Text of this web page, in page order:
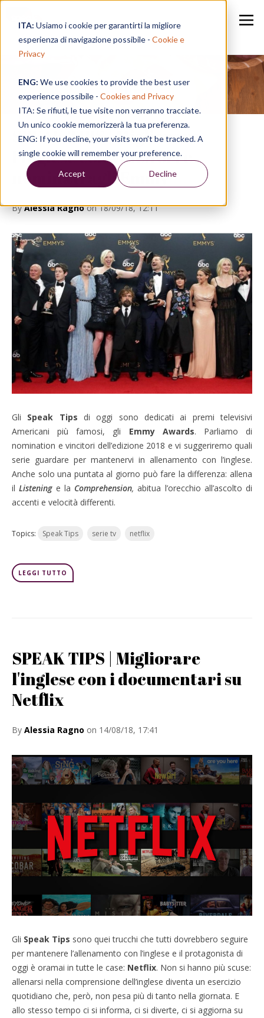
ITA: Usiamo i cookie per garantirti la migliore
esperienza di navigazione possibile - Cookie e
Privacy
ENG: We use cookies to provide the best user
experience possibile - Cookies and Privacy
ITA: Se rifiuti, le tue visite non verranno tracciate.
Un unico cookie memorizzerà la tua preferenza.
ENG: If you decline, your visits won’t be tracked. A
single cookie will remember your preference.
Accept Decline
Speak in a Week
SPEAK TIPS | Migliorare
l’inglese con vincitori e
nominati agli Emmy
ByAlessia Ragnoon 18/09/18, 12:11
Gli Speak Tips di oggi sono dedicati ai premi televisivi
Americani più famosi, gli Emmy Awards. Parliamo di
nomination e vincitori dell’edizione 2018 e vi suggeriremo quali
serie guardare per mantenervi in allenamento con l’inglese.
Anche solo una puntata al giorno può fare la differenza: allena
ilListeninge la Comprehension,abitua l’orecchio all’ascolto di
accenti e velocità differenti.
Topics: Speak Tips serie tv netflix
LEGGI TUTTO
SPEAK TIPS | Migliorare
l'inglese con i documentari su
Netflix
By Alessia Ragno on 14/08/18, 17:41
Gli Speak Tips sono quei trucchi che tutti dovrebbero seguire
per mantenere l’allenamento con l’inglese e il protagonista di
oggi è oramai in tutte le case: Netflix. Non si hanno più scuse:
allenarsi nella comprensione dell’inglese diventa un esercizio
quotidiano che, però, non pesa più di tanto nella giornata. E
allo stesso tempo ci si informa, ci si diverte, ci si aggiorna su